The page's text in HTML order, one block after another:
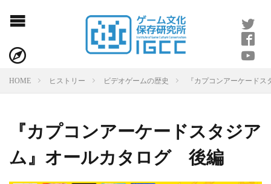
HOME ヒストリー ビデオゲームの歴史 『カプコンアーケード
『カプコンアーケードスタジア
ム』オールカタログ 後編